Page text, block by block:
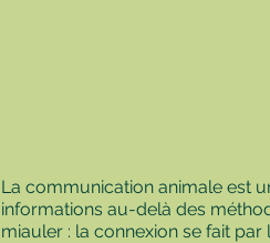
La communication animale est
informations au-delà des
miauler : la connexion se fait